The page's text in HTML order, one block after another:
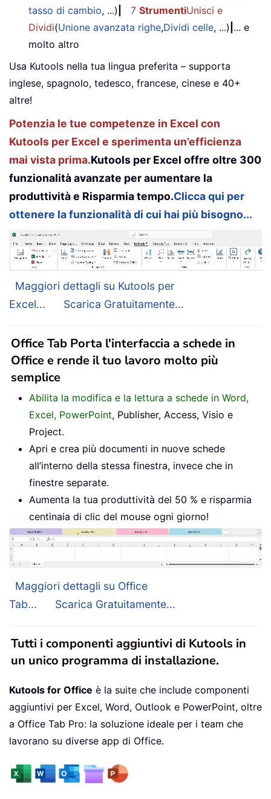
' Allow screen to redraw with
       Application
.ScreenUpdating
' here.
Exit Sub
   MyErrorTrap
:
       MsgBox
"You may not have
& Chr(13) &
"Spell the
& Chr (
"and 4 digits
       MyInput
= InputBox("Type in
If MyInput = "" Then Exit Sub
End Sub
tasso di cambio, ...) 7 StrumentiUnisci e
Dividi(Unione avanzata righe,Dividi celle, ...) ... e
molto altro
Usa Kutools nella tua lingua preferita – supporta
inglese, spagnolo, tedesco, francese, cinese e 40+
altre!
Potenzia le tue competenze in Excel con
Kutools per Excel e sperimenta un’efficienza
mai vista prima.Kutools per Excel offre oltre 300
funzionalità avanzate per aumentare la
produttività e Risparmia tempo.Clicca qui per
ottenere la funzionalità di cui hai più bisogno...
Maggiori dettagli su Kutools per
Excel...
Scarica Gratuitamente...
Office Tab Porta l'interfaccia a schede in
Office e rende il tuo lavoro molto più
semplice
Abilita la modifica e la lettura a schede in Word,
Excel, PowerPoint, Publisher, Access, Visio e
Project.
Apri e crea più documenti in nuove schede
all’interno della stessa finestra, invece che in
finestre separate.
Aumenta la tua produttività del 50 % e risparmia
centinaia di clic del mouse ogni giorno!
Maggiori dettagli su Office
Tab...
Scarica Gratuitamente...
Tutti i componenti aggiuntivi di Kutools in
un unico programma di installazione.
Kutools for Office è la suite che include componenti
aggiuntivi per Excel, Word, Outlook e PowerPoint, oltre
a Office Tab Pro: la soluzione ideale per i team che
lavorano su diverse app di Office.